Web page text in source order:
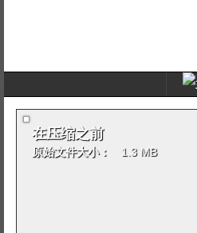
在压缩之前
原始文件大小： 1.3 MB